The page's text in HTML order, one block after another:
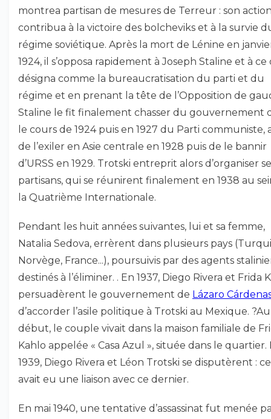
montrea partisan de mesures de Terreur : son
contribua à la victoire des bolcheviks et à la survie
régime soviétique. Après la mort de Lénine en
1924, il s’opposa rapidement à Joseph Staline et à ce
désigna comme la bureaucratisation du parti et du
régime et en prenant la tête de l’Opposition de
Staline le fit finalement chasser du gouvernement
le cours de 1924 puis en 1927 du Parti communiste,
de l’exiler en Asie centrale en 1928 puis de le bannir
d’URSS en 1929. Trotski entreprit alors d’organiser
partisans, qui se réunirent finalement en 1938 au
la Quatrième Internationale.
Pendant les huit années suivantes, lui et sa femme,
Natalia Sedova, errèrent dans plusieurs pays
Norvège, France...), poursuivis par des agents
destinés à l’éliminer. . En 1937, Diego Rivera et Frida
persuadèrent le gouvernement de Lázaro
d’accorder l’asile politique à Trotski au Mexique. ?Au
début, le couple vivait dans la maison familiale de
Kahlo appelée « Casa Azul », située dans le quartier.
1939, Diego Rivera et Léon Trotski se disputèrent :
avait eu une liaison avec ce dernier.
En mai 1940, une tentative d’assassinat fut menée